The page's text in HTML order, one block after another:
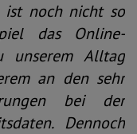
ist noch nicht so
das Online-
unserem Alltag
an den sehr
bei der
Dennoch